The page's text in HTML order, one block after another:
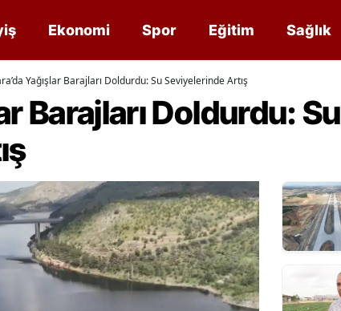
Ekonomi Spor Eğitim Sağlık
Yağışlar Barajları Doldurdu: Su Seviyelerinde Artış
Barajları Doldurdu: Su